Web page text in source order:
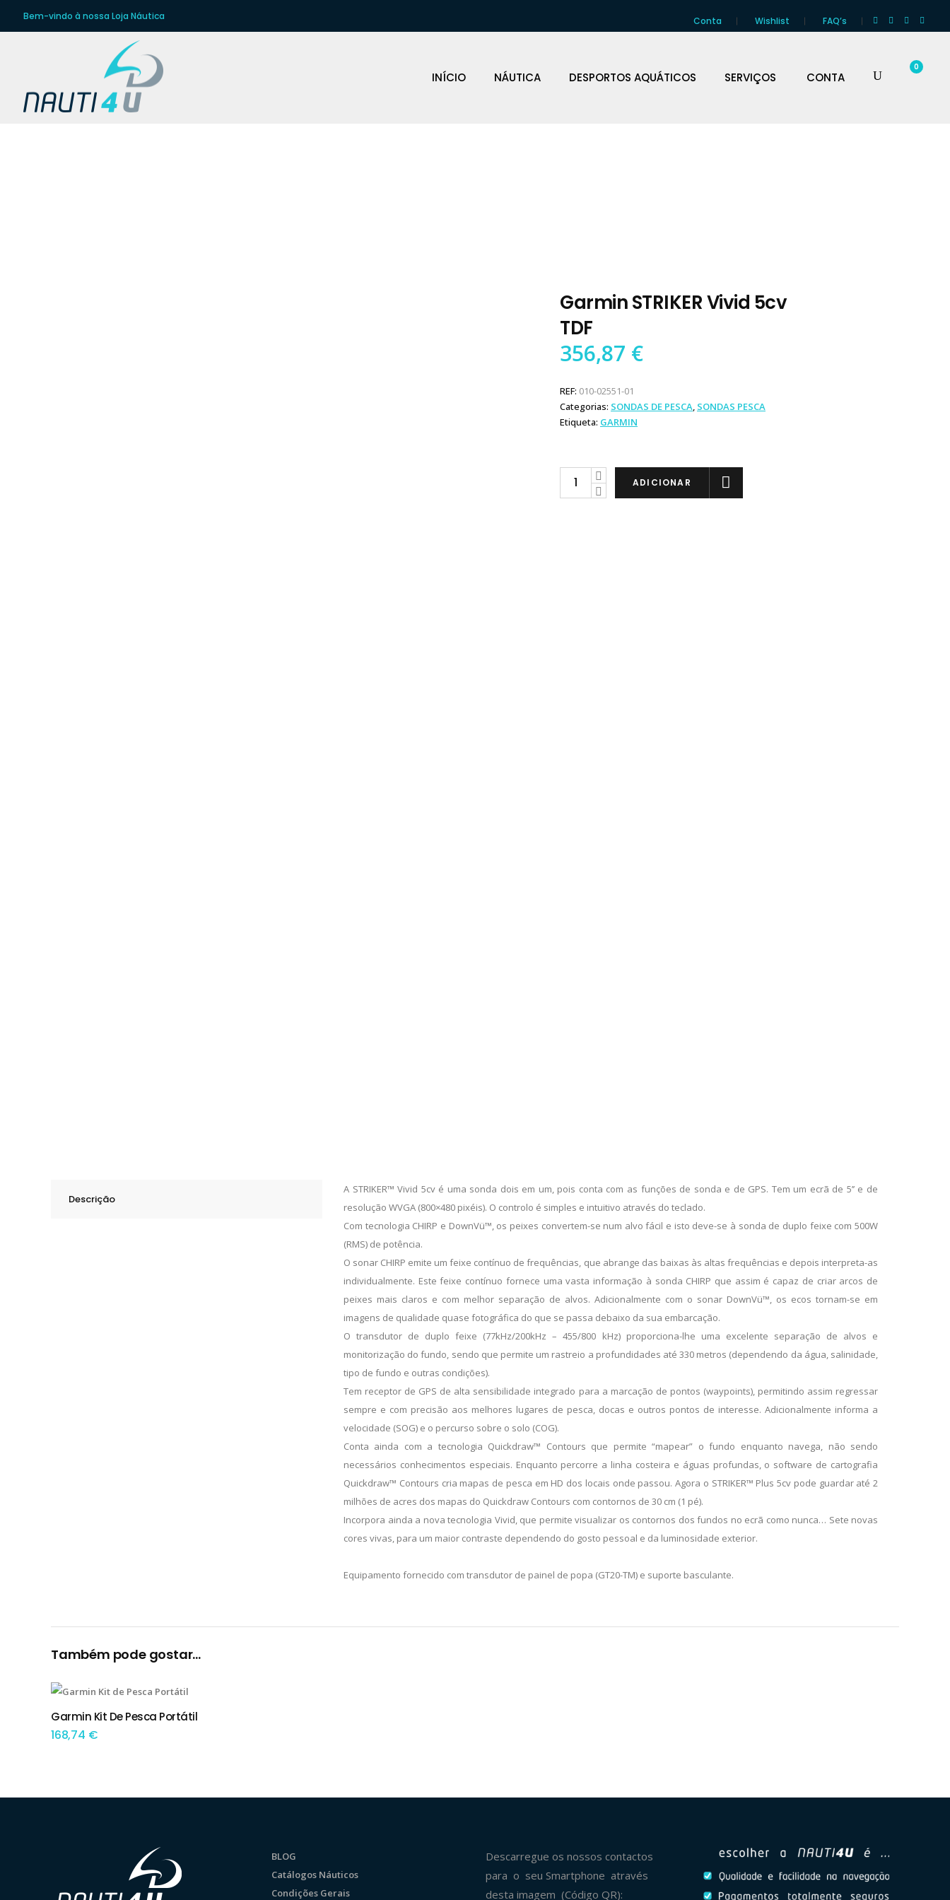
Bem-vindo à nossa Loja Náutica Conta Wishlist FAQ’s
INÍCIO NÁUTICA DESPORTOS AQUÁTICOS SERVIÇOS CONTA
0
Garmin STRIKER Vivid 5cv
TDF
356,87 €
REF: 010-02551-01
Categorias: SONDAS DE PESCA, SONDAS PESCA
Etiqueta: GARMIN
Garmin
ADICIONAR
Descrição
A STRIKER™ Vivid 5cv é uma sonda dois em um, pois conta com as funções de sonda e de GPS. Tem um ecrã de 5’’ e de
resolução WVGA (800×480 pixéis). O controlo é simples e intuitivo através do teclado.
Com tecnologia CHIRP e DownVü™, os peixes convertem-se num alvo fácil e isto deve-se à sonda de duplo feixe com 500W
(RMS) de potência.
O sonar CHIRP emite um feixe contínuo de frequências, que abrange das baixas às altas frequências e depois interpreta-as
individualmente. Este feixe contínuo fornece uma vasta informação à sonda CHIRP que assim é capaz de criar arcos de
peixes mais claros e com melhor separação de alvos. Adicionalmente com o sonar DownVü™, os ecos tornam-se em
imagens de qualidade quase fotográfica do que se passa debaixo da sua embarcação.
O transdutor de duplo feixe (77kHz/200kHz – 455/800 kHz) proporciona-lhe uma excelente separação de alvos e
monitorização do fundo, sendo que permite um rastreio a profundidades até 330 metros (dependendo da água, salinidade,
tipo de fundo e outras condições).
Tem receptor de GPS de alta sensibilidade integrado para a marcação de pontos (waypoints), permitindo assim regressar
sempre e com precisão aos melhores lugares de pesca, docas e outros pontos de interesse. Adicionalmente informa a
velocidade (SOG) e o percurso sobre o solo (COG).
Conta ainda com a tecnologia Quickdraw™ Contours que permite “mapear” o fundo enquanto navega, não sendo
necessários conhecimentos especiais. Enquanto percorre a linha costeira e águas profundas, o software de cartografia
Quickdraw™ Contours cria mapas de pesca em HD dos locais onde passou. Agora o STRIKER™ Plus 5cv pode guardar até 2
milhões de acres dos mapas do Quickdraw Contours com contornos de 30 cm (1 pé).
Incorpora ainda a nova tecnologia Vivid, que permite visualizar os contornos dos fundos no ecrã como nunca… Sete novas
cores vivas, para um maior contraste dependendo do gosto pessoal e da luminosidade exterior.
Equipamento fornecido com transdutor de painel de popa (GT20-TM) e suporte basculante.
Também pode gostar…
ADICIONAR
Garmin Kit De Pesca Portátil
168,74 €
BLOG
Catálogos Náuticos
Condições Gerais
Descarregue os nossos contactos
para o seu Smartphone através
desta imagem (Código QR):